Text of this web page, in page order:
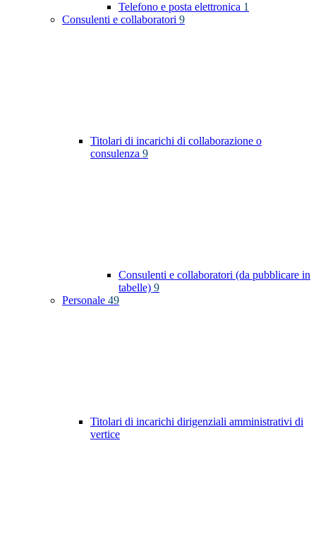
Telefono e posta elettronica 1
Consulenti e collaboratori 9
Titolari di incarichi di collaborazione o
consulenza 9
Consulenti e collaboratori (da pubblicare in
tabelle) 9
Personale 49
Titolari di incarichi dirigenziali amministrativi di
vertice